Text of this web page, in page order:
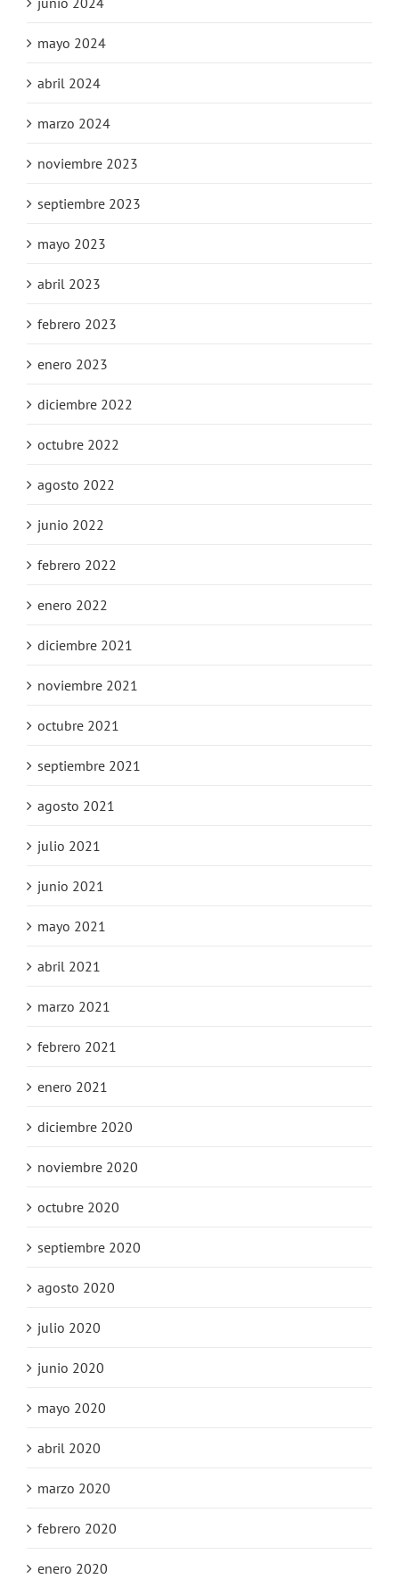
mayo 2024
abril 2024
marzo 2024
noviembre 2023
septiembre 2023
mayo 2023
abril 2023
febrero 2023
enero 2023
diciembre 2022
octubre 2022
agosto 2022
junio 2022
febrero 2022
enero 2022
diciembre 2021
noviembre 2021
octubre 2021
septiembre 2021
agosto 2021
julio 2021
junio 2021
mayo 2021
abril 2021
marzo 2021
febrero 2021
enero 2021
diciembre 2020
noviembre 2020
octubre 2020
septiembre 2020
agosto 2020
julio 2020
junio 2020
mayo 2020
abril 2020
marzo 2020
febrero 2020
enero 2020